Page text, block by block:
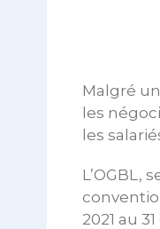
Malgré
les
les
L’OGBL,
2021 au